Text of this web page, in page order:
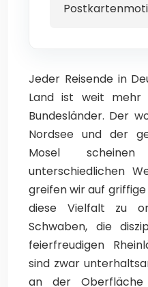
Jeder Reisende in
Land ist weit mehr
Bundesländer. Der
Nordsee und der
Mosel
unterschiedlichen
greifen wir auf
diese Vielfalt zu
Schwaben, die
feierfreudigen
sind zwar
an der